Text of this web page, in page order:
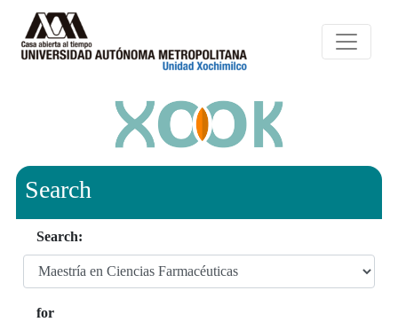
Search
Search:
for